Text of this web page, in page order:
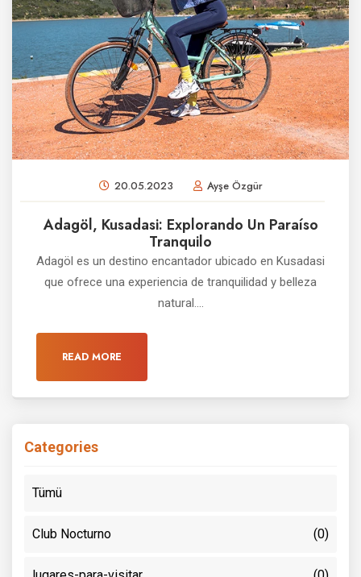
20.05.2023 Ayşe Özgür
Adagöl, Kusadasi: Explorando Un Paraíso
Tranquilo
Adagöl es un destino encantador ubicado en Kusadasi
que ofrece una experiencia de tranquilidad y belleza
natural....
READ MORE
Categories
Tümü
Club Nocturno (0)